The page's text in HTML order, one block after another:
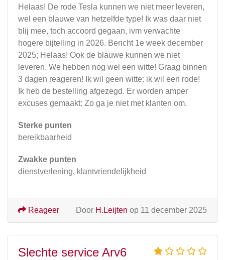
Helaas! De rode Tesla kunnen we niet meer leveren,
wel een blauwe van hetzelfde type! Ik was daar niet
blij mee, toch accoord gegaan, ivm verwachte
hogere bijtelling in 2026. Bericht 1e week december
2025; Helaas! Ook de blauwe kunnen we niet
leveren. We hebben nog wel een witte! Graag binnen
3 dagen reageren! Ik wil geen witte: ik wil een rode!
Ik heb de bestelling afgezegd. Er worden amper
excuses gemaakt: Zo ga je niet met klanten om.
Sterke punten
bereikbaarheid
Zwakke punten
dienstverlening, klantvriendelijkheid
Door H.Leijten op 11 december 2025
Reageer
Slechte service Arv6